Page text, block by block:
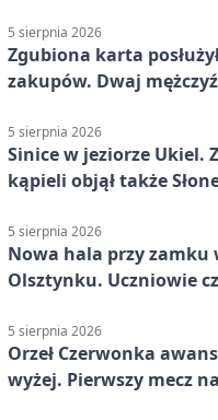
5 sierpnia 2026
Zgubiona karta
zakupów. Dwaj
5 sierpnia 2026
Sinice w jeziorze Ukiel.
kąpieli objął także
5 sierpnia 2026
Nowa hala przy zamku
Olsztynku. Uczniowie
5 sierpnia 2026
Orzeł Czerwonka
wyżej. Pierwszy mecz